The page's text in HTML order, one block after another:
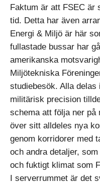
Faktum är att FSEC är
tid. Detta har även
Energi & Miljö är här
fullastade bussar har
amerikanska
Miljötekniska
studiebesök. Alla delas
militärisk precision
schema att följa ner på
över sitt alldeles nya
genom korridorer med
och andra detaljer,
och fuktigt klimat som
I serverrummet är det